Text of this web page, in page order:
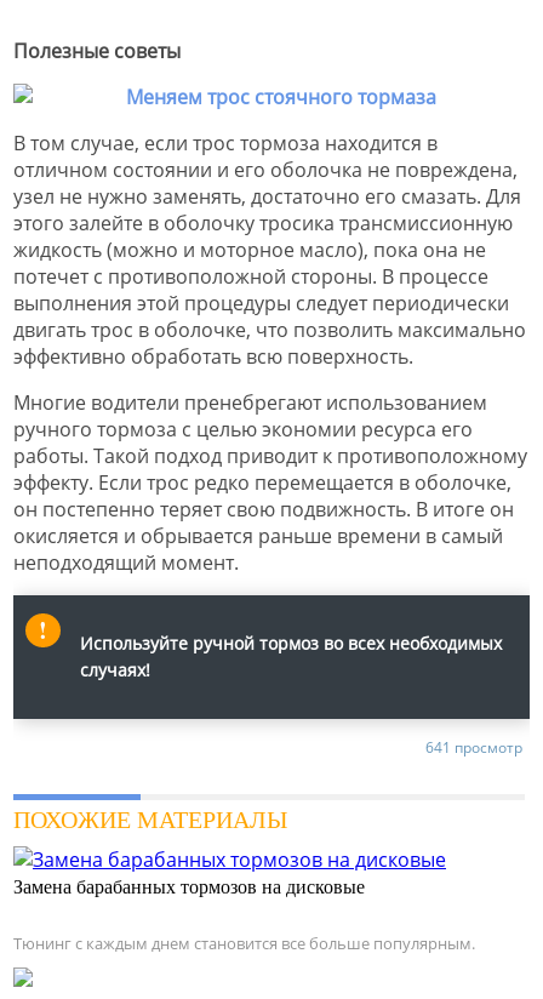
Полезные советы
В том случае, если трос тормоза находится в
отличном состоянии и его оболочка не повреждена,
узел не нужно заменять, достаточно его смазать. Для
этого залейте в оболочку тросика трансмиссионную
жидкость (можно и моторное масло), пока она не
потечет с противоположной стороны. В процессе
выполнения этой процедуры следует периодически
двигать трос в оболочке, что позволить максимально
эффективно обработать всю поверхность.
Многие водители пренебрегают использованием
ручного тормоза с целью экономии ресурса его
работы. Такой подход приводит к противоположному
эффекту. Если трос редко перемещается в оболочке,
он постепенно теряет свою подвижность. В итоге он
окисляется и обрывается раньше времени в самый
неподходящий момент.
Используйте ручной тормоз во всех необходимых
случаях!
641 просмотр
ПОХОЖИЕ МАТЕРИАЛЫ
Замена барабанных тормозов на дисковые
Тюнинг с каждым днем становится все больше популярным.